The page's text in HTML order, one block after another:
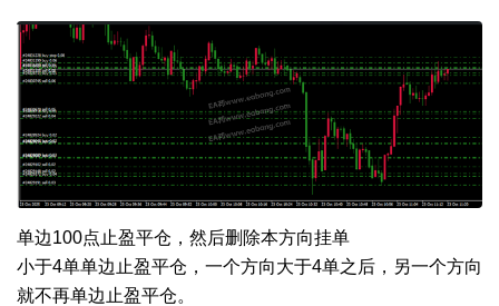
单边100点止盈平仓，然后删除本方向挂单
小于4单单边止盈平仓，一个方向大于4单之后，另一个方向
就不再单边止盈平仓。